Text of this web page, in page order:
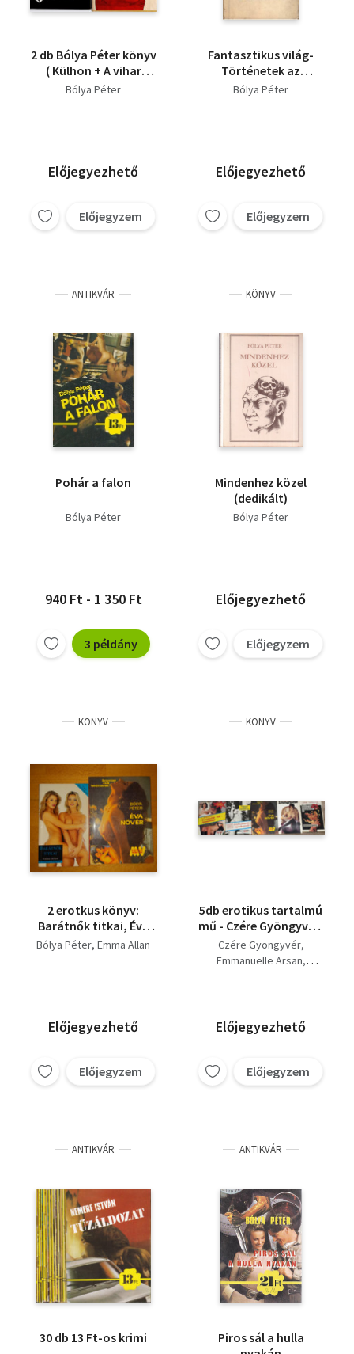
2 db Bólya Péter könyv
( Külhon + A vihar
szeme )
Bólya Péter
Előjegyezhető
Előjegyzem
Fantasztikus világ-
Történetek az
alkoholizmusról
Bólya Péter
Előjegyezhető
Előjegyzem
ANTIKVÁR
Pohár a falon
Bólya Péter
940 Ft - 1 350 Ft
3 példány
KÖNYV
Mindenhez közel
(dedikált)
Bólya Péter
Előjegyezhető
Előjegyzem
KÖNYV
2 erotkus könyv:
Barátnők titkai, Éva
nővér
Bólya Péter Emma Allan
Előjegyezhető
Előjegyzem
KÖNYV
5db erotikus tartalmú
mű - Czére Gyöngyvér-
Vallomások szexuális
fűszerekről és
Péter-Éva nővér, 101
levél a franciás
Sartore-Pornósztár
volt őnagysága
Czére Gyöngyvér
Emmanuelle Arsan
Előjegyezhető
Előjegyzem
ANTIKVÁR
30 db 13 Ft-os krimi
ANTIKVÁR
Piros sál a hulla